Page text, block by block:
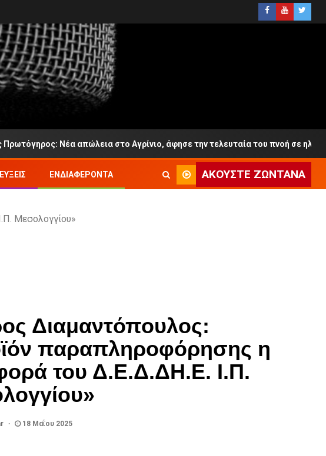
Νέα απώλεια στο Αγρίνιο, άφησε την τελευταία του πνοή σε ηλικία 65
ΕΝΔΙΑΦΈΡΟΝΤΑ ΑΚΟΎΣΤΕ ΖΩΝΤΑΝΆ
Μεσολογγίου»
Διαμαντόπουλος:
παραπληροφόρησης η
του Δ.Ε.Δ.ΔΗ.Ε. Ι.Π.
18 Μαΐου 2025